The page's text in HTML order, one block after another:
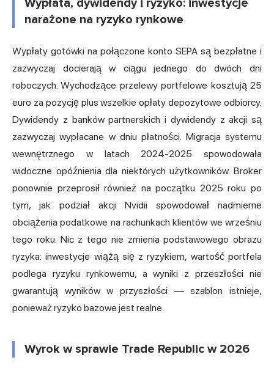
Wypłata, dywidendy i ryzyko: inwestycje
narażone na ryzyko rynkowe
Wypłaty gotówki na połączone konto SEPA są bezpłatne i
zazwyczaj docierają w ciągu jednego do dwóch dni
roboczych. Wychodzące przelewy portfelowe kosztują 25
euro za pozycję plus wszelkie opłaty depozytowe odbiorcy.
Dywidendy z banków partnerskich i dywidendy z akcji są
zazwyczaj wypłacane w dniu płatności. Migracja systemu
wewnętrznego w latach 2024-2025 spowodowała
widoczne opóźnienia dla niektórych użytkowników. Broker
ponownie przeprosił również na początku 2025 roku po
tym, jak podział akcji Nvidii spowodował nadmierne
obciążenia podatkowe na rachunkach klientów we wrześniu
tego roku. Nic z tego nie zmienia podstawowego obrazu
ryzyka: inwestycje wiążą się z ryzykiem, wartość portfela
podlega ryzyku rynkowemu, a wyniki z przeszłości nie
gwarantują wyników w przyszłości — szablon istnieje,
ponieważ ryzyko bazowe jest realne.
Wyrok w sprawie Trade Republic w 2026